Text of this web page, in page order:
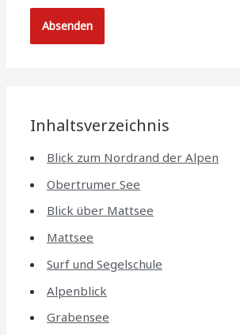
Inhaltsverzeichnis
Blick zum Nordrand der Alpen
Obertrumer See
Blick über Mattsee
Mattsee
Surf und Segelschule
Alpenblick
Grabensee